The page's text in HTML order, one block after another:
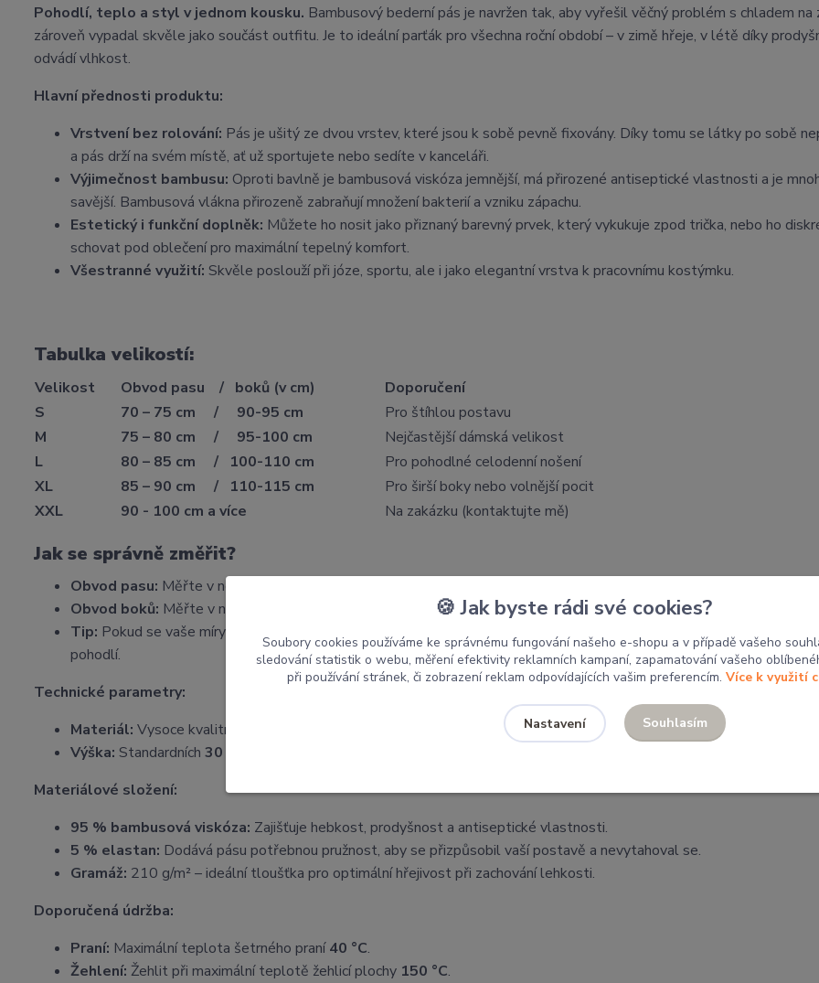
Pohodlí, teplo a styl v jednom kousku. Bambusový bederní pás je navržen tak, aby vyřešil věčný problém s chladem na
zároveň vypadal skvěle jako součást outfitu. Je to ideální parťák pro všechna roční období – v zimě hřeje, v létě díky
odvádí vlhkost.
Hlavní přednosti produktu:
Vrstvení bez rolování: Pás je ušitý ze dvou vrstev, které jsou k sobě pevně fixovány. Díky tomu se látky po sobě
a pás drží na svém místě, ať už sportujete nebo sedíte v kanceláři.
Výjimečnost bambusu: Oproti bavlně je bambusová viskóza jemnější, má přirozené antiseptické vlastnosti a je
savější. Bambusová vlákna přirozeně zabraňují množení bakterií a vzniku zápachu.
Estetický i funkční doplněk: Můžete ho nosit jako přiznaný barevný prvek, který vykukuje zpod trička, nebo ho
schovat pod oblečení pro maximální tepelný komfort.
Všestranné využití: Skvěle poslouží při józe, sportu, ale i jako elegantní vrstva k pracovnímu kostýmku.
Tabulka velikostí:
Velikost Obvod pasu / boků (v cm)
Doporučení
S
70 – 75 cm / 90-95 cm
Pro štíhlou postavu
M
75 – 80 cm / 95-100 cm
Nejčastější dámská velikost
L
80 – 85 cm / 100-110 cm
Pro pohodlné celodenní nošení
XL
85 – 90 cm / 110-115 cm
Pro širší boky nebo volnější pocit
XXL
90 - 100 cm a více Na zakázku (kontaktujte mě)
Jak se správně změřit?
Obvod pasu: Měřte v nejužším místě trupu (kousek nad pupíkem).
Obvod boků: Měřte v nejširším místě přes kyčle a zadek.
Tip: Pokud se vaše míry pohybují na hranici dvou velikostí, doporučuji zvolit u bambusového pásu tu větší pro
pohodlí.
Technické parametry:
Materiál: Vysoce kvalitní a pružný bambusový úplet.
Výška: Standardních 30 cm
Materiálové složení:
95 % bambusová viskóza: Zajišťuje hebkost, prodyšnost a antiseptické vlastnosti.
5 % elastan: Dodává pásu potřebnou pružnost, aby se přizpůsobil vaší postavě a nevytahoval se.
Gramáž: 210 g/m² – ideální tloušťka pro optimální hřejivost při zachování lehkosti.
Doporučená údržba:
Praní: Maximální teplota šetrného praní40 °C.
Žehlení: Žehlit při maximální teplotě žehlicí plochy 150 °C.
🍪 Jak byste rádi své cookies?
Soubory cookies používáme ke správnému fungování našeho e-shopu a v případě vašeho
sledování statistik o webu, měření efektivity reklamních kampaní, zapamatování vašeho
při používání stránek, či zobrazení reklam odpovídajících vašim preferencím. Více k využití
Nastavení Souhlasím